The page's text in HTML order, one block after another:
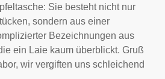
Sie besteht nicht nur
sondern aus einer
Bezeichnungen aus
ein Laie kaum überblickt. Gruß
wir vergiften uns schleichend